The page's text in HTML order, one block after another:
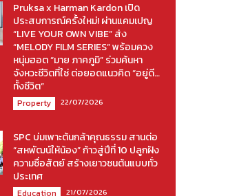
Pruksa x Harman Kardon เปิด
ประสบการณ์ครั้งใหม่! ผ่านแคมเปญ
“LIVE YOUR OWN VIBE” ส่ง
“MELODY FILM SERIES” พร้อมควง
หนุ่มฮอต “มาย ภาคภูมิ” ร่วมค้นหา
จังหวะชีวิตที่ใช่ ต่อยอดแนวคิด “อยู่ดี…
ทั้งชีวิต”
Property 22/07/2026
SPC บ่มเพาะต้นกล้าคุณธรรม สานต่อ
“สหพัฒน์ให้น้อง” ก้าวสู่ปีที่ 10 ปลูกฝัง
ความซื่อสัตย์ สร้างเยาวชนต้นแบบทั่ว
ประเทศ
Education 21/07/2026